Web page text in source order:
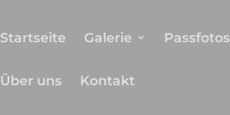
Startseite Galerie Passfotos
Über uns Kontakt